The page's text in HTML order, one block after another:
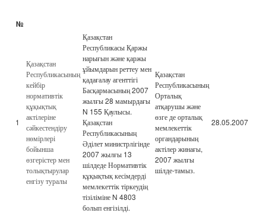
№
1
Қазақстан
Республикасының
кейбір
нормативтік
құқықтық
актілеріне
сәйкестендіру
нөмірлері
бойынша
өзгерістер мен
толықтырулар
енгізу туралы
Қазақстан
Республикасы Қаржы
нарығын және қаржы
ұйымдарын реттеу мен
қадағалау агенттігі
Басқармасының 2007
жылғы 28 мамырдағы
N 155 Қаулысы.
Қазақстан
Республикасының
Әділет министрлігінде
2007 жылғы 13
шілдеде Нормативтік
құқықтық кесімдерді
мемлекеттік тіркеудің
тізіліміне N 4803
болып енгізілді.
Қазақстан
Республикасының
Орталық
атқарушы және
өзге де орталық
мемлекеттік
органдарының
актілер жинағы,
2007 жылғы
шілде-тамыз.
28.05.2007